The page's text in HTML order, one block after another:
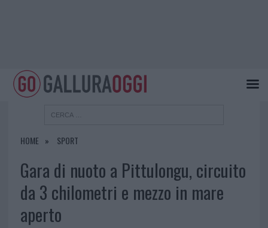
HOME SPORT
Gara di nuoto a Pittulongu, circuito
da 3 chilometri e mezzo in mare
aperto